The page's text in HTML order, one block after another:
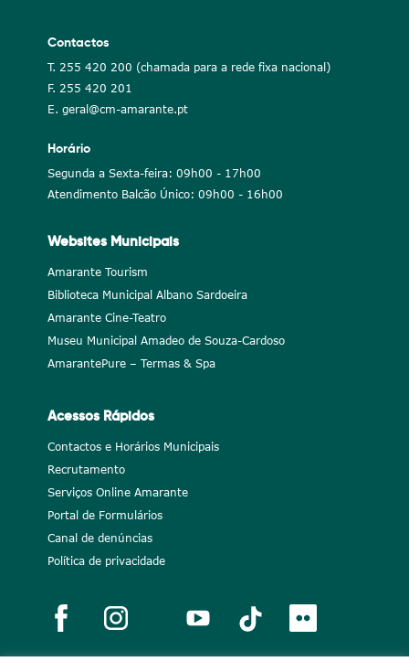
Contactos
T. 255 420 200 (chamada para a rede fixa nacional)
F. 255 420 201
E. geral@cm-amarante.pt
Horário
Segunda a Sexta-feira: 09h00 - 17h00
Atendimento Balcão Único: 09h00 - 16h00
Websites Municipais
Amarante Tourism
Biblioteca Municipal Albano Sardoeira
Amarante Cine-Teatro
Museu Municipal Amadeo de Souza-Cardoso
AmarantePure – Termas & Spa
Acessos Rápidos
Contactos e Horários Municipais
Recrutamento
Serviços Online Amarante
Portal de Formulários
Canal de denúncias
Política de privacidade